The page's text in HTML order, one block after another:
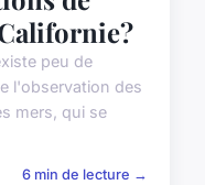
peu de
l'observation des
mers, qui se
6 min de lecture →